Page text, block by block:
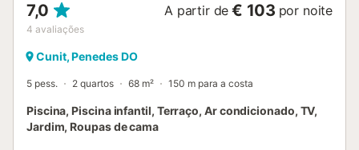
7,0
4 avaliações
A partir de € 103 por noite
Cunit, Penedes DO
5 pess. 2 quartos 68 m² 150 m para a costa
Piscina, Piscina infantil, Terraço, Ar condicionado, TV,
Jardim, Roupas de cama